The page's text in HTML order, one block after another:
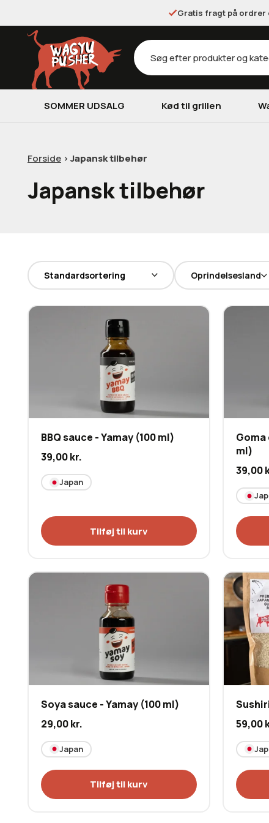
Gratis fragt på ordrer
Products
search
SOMMER UDSALG Kød til grillen
Forside > Japansk tilbehør
Japansk tilbehør
Oprindelsesland
BBQ sauce - Yamay (100 ml)
39,00kr.
Japan
Tilføj til kurv
Goma
ml)
39,00
Soya sauce - Yamay (100 ml)
29,00kr.
Japan
Tilføj til kurv
59,00